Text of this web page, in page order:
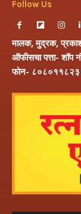
मालक, मुद्रक,
ऑफीसचा पत्ता- शॉप
फोन-
Follow Us